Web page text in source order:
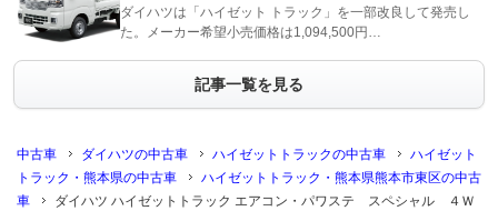
ダイハツは「ハイゼット トラック」を一部改良して発売し
た。メーカー希望小売価格は1,094,500円…
記事一覧を見る
中古車 ダイハツの中古車 ハイゼットトラックの中古車
ハイゼット
トラック・熊本県の中古車
ハイゼットトラック・熊本県熊本市東区の中古
車
ダイハツ ハイゼットトラック エアコン・パワステ スペシャル ４Ｗ